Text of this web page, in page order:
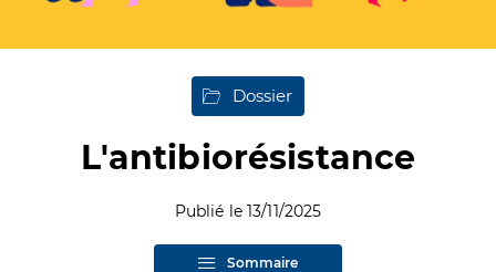
L'antibiorésistance
Dossier
Publié le 13/11/2025
Sommaire